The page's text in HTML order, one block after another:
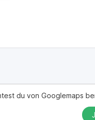
du vonGooglemaps